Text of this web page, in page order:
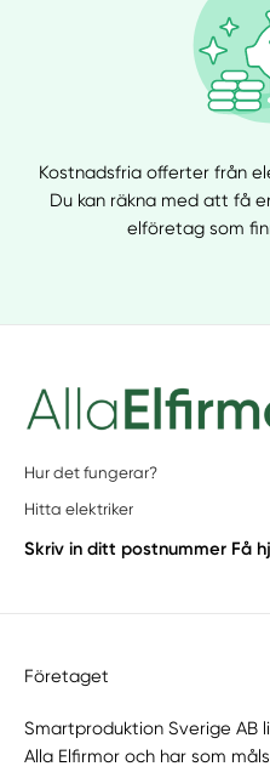
Kostnadsfria offerter från
Du kan räkna med att få
elföretag som
Hur det fungerar?
Hitta elektriker
Skriv in ditt postnummer Få
Företaget
Smartproduktion Sverige AB
Alla Elfirmor och har som